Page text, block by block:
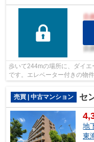
歩いて244mの場所に、ダイ
です。エレベーター付きの物
に整備された中古マンション
売買 | 中古マンション
セ
地
東